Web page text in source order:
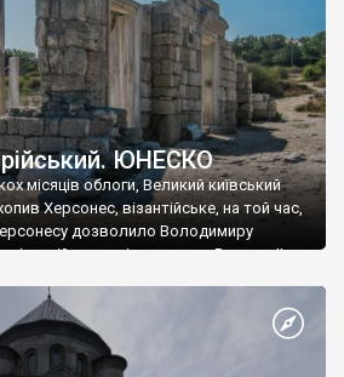
ЮНЕСКО
місяців облоги, Великий київський
Херсонес, візантійське, на той час,
дозволило Володимиру
імператору Василю ІІ, та
язичник, став Василем-християнином.
Русі. На честь Херсонесу Таврійського